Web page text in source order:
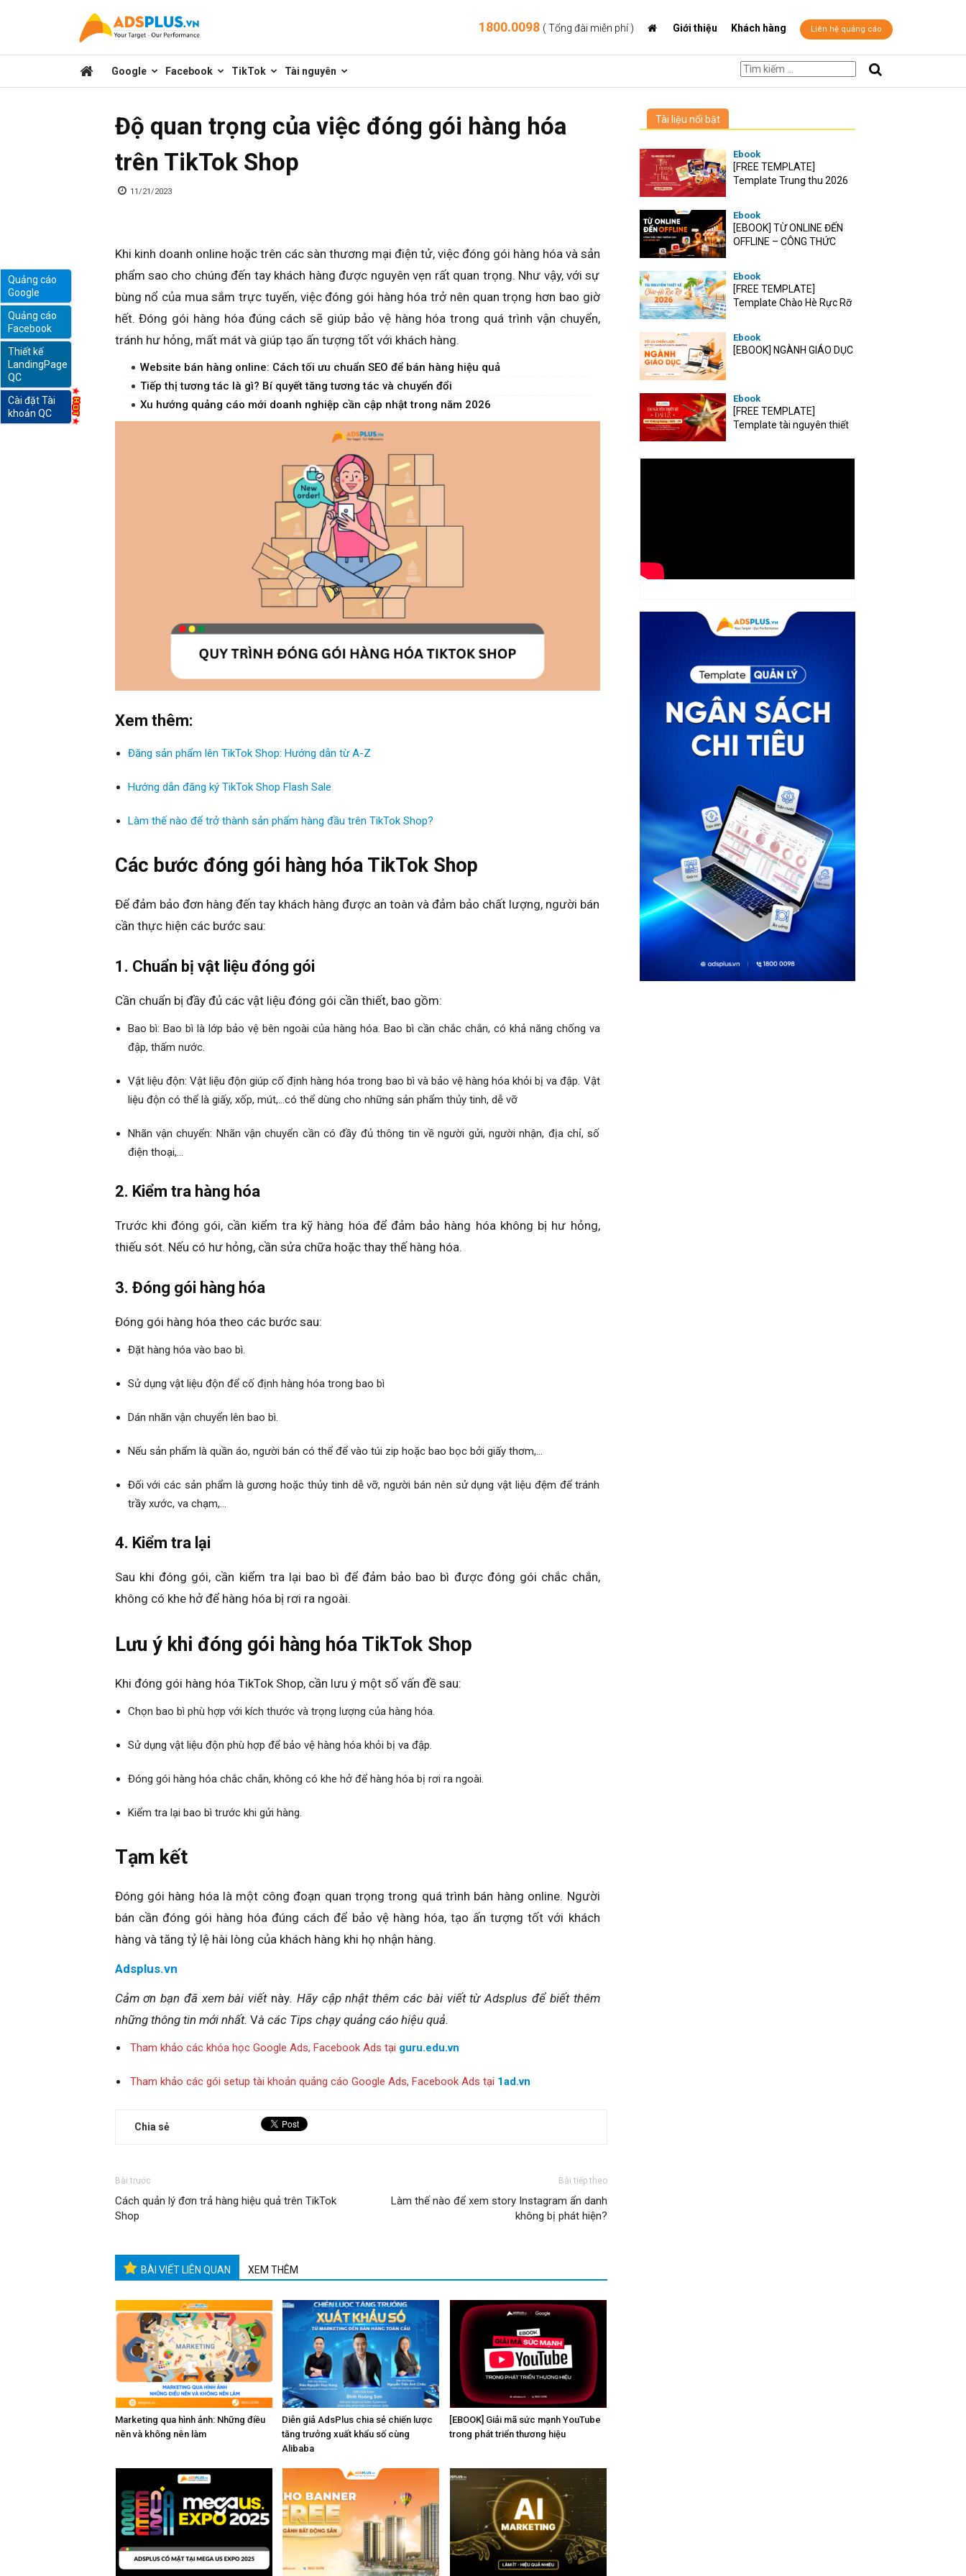
sẻ
marketing
1800.0098 ( Tổng đài miễn phí ) Giới thiệu Khách hàng Liên hệ quảng cáo
Google Facebook TikTok Tài nguyên
Độ quan trọng của việc đóng gói hàng hóa
trên TikTok Shop
11/21/2023
Khi kinh doanh online hoặc trên các sàn thương mại điện tử, việc đóng gói hàng hóa và sản
phẩm sao cho chúng đến tay khách hàng được nguyên vẹn rất quan trọng. Như vậy, với sự
bùng nổ của mua sắm trực tuyến, việc đóng gói hàng hóa trở nên quan trọng hơn bao giờ
hết. Đóng gói hàng hóa đúng cách sẽ giúp bảo vệ hàng hóa trong quá trình vận chuyển,
tránh hư hỏng, mất mát và giúp tạo ấn tượng tốt với khách hàng.
Website bán hàng online: Cách tối ưu chuẩn SEO để bán hàng hiệu quả
Tiếp thị tương tác là gì? Bí quyết tăng tương tác và chuyển đổi
Xu hướng quảng cáo mới doanh nghiệp cần cập nhật trong năm 2026
Xem thêm:
Đăng sản phẩm lên TikTok Shop: Hướng dẫn từ A-Z
Hướng dẫn đăng ký TikTok Shop Flash Sale
Làm thế nào để trở thành sản phẩm hàng đầu trên TikTok Shop?
Các bước đóng gói hàng hóa TikTok Shop
Để đảm bảo đơn hàng đến tay khách hàng được an toàn và đảm bảo chất lượng, người bán
cần thực hiện các bước sau:
1. Chuẩn bị vật liệu đóng gói
Cần chuẩn bị đầy đủ các vật liệu đóng gói cần thiết, bao gồm:
Bao bì: Bao bì là lớp bảo vệ bên ngoài của hàng hóa. Bao bì cần chắc chắn, có khả năng chống va
đập, thấm nước.
Vật liệu độn: Vật liệu độn giúp cố định hàng hóa trong bao bì và bảo vệ hàng hóa khỏi bị va đập. Vật
liệu độn có thể là giấy, xốp, mút,…có thể dùng cho những sản phẩm thủy tinh, dễ vỡ
Nhãn vận chuyển: Nhãn vận chuyển cần có đầy đủ thông tin về người gửi, người nhận, địa chỉ, số
điện thoại,…
2. Kiểm tra hàng hóa
Trước khi đóng gói, cần kiểm tra kỹ hàng hóa để đảm bảo hàng hóa không bị hư hỏng,
thiếu sót. Nếu có hư hỏng, cần sửa chữa hoặc thay thế hàng hóa.
3. Đóng gói hàng hóa
Đóng gói hàng hóa theo các bước sau:
Đặt hàng hóa vào bao bì.
Sử dụng vật liệu độn để cố định hàng hóa trong bao bì
Dán nhãn vận chuyển lên bao bì.
Nếu sản phẩm là quần áo, người bán có thể để vào túi zip hoặc bao bọc bởi giấy thơm,…
Đối với các sản phẩm là gương hoặc thủy tinh dễ vỡ, người bán nên sử dụng vật liệu đệm để tránh
trầy xước, va chạm,…
4. Kiểm tra lại
Sau khi đóng gói, cần kiểm tra lại bao bì để đảm bảo bao bì được đóng gói chắc chắn,
không có khe hở để hàng hóa bị rơi ra ngoài.
Lưu ý khi đóng gói hàng hóa TikTok Shop
Khi đóng gói hàng hóa TikTok Shop, cần lưu ý một số vấn đề sau:
Chọn bao bì phù hợp với kích thước và trọng lượng của hàng hóa.
Sử dụng vật liệu độn phù hợp để bảo vệ hàng hóa khỏi bị va đập.
Đóng gói hàng hóa chắc chắn, không có khe hở để hàng hóa bị rơi ra ngoài.
Kiểm tra lại bao bì trước khi gửi hàng.
Tạm kết
Đóng gói hàng hóa là một công đoạn quan trọng trong quá trình bán hàng online. Người
bán cần đóng gói hàng hóa đúng cách để bảo vệ hàng hóa, tạo ấn tượng tốt với khách
hàng và tăng tỷ lệ hài lòng của khách hàng khi họ nhận hàng.
Adsplus.vn
Cảm ơn bạn đã xem bài viết này. Hãy cập nhật thêm các bài viết từ Adsplus để biết thêm
những thông tin mới nhất. Và các Tips chạy quảng cáo hiệu quả.
Tham khảo các khóa học Google Ads, Facebook Ads tại guru.edu.vn
Tham khảo các gói setup tài khoản quảng cáo Google Ads, Facebook Ads tại 1ad.vn
Quảng cáo
Google
Quảng cáo
Facebook
Thiết kế
LandingPage
QC
Cài đặt Tài
khoản QC
Chia sẻ
Bài trước
Cách quản lý đơn trả hàng hiệu quả trên TikTok
Shop
Bài tiếp theo
Làm thế nào để xem story Instagram ẩn danh
không bị phát hiện?
BÀI VIẾT LIÊN QUAN XEM THÊM
Marketing qua hình ảnh: Những điều
nên và không nên làm
Diễn giả AdsPlus chia sẻ chiến lược
tăng trưởng xuất khẩu số cùng
Alibaba
[EBOOK] Giải mã sức mạnh YouTube
trong phát triển thương hiệu
Tài liệu nổi bật
Ebook
[FREE TEMPLATE]
Template Trung thu 2026
Ebook
[EBOOK] TỪ ONLINE ĐẾN
OFFLINE – CÔNG THỨC
Ebook
[FREE TEMPLATE]
Template Chào Hè Rực Rỡ
Ebook
[EBOOK] NGÀNH GIÁO DỤC
Ebook
[FREE TEMPLATE]
Template tài nguyên thiết